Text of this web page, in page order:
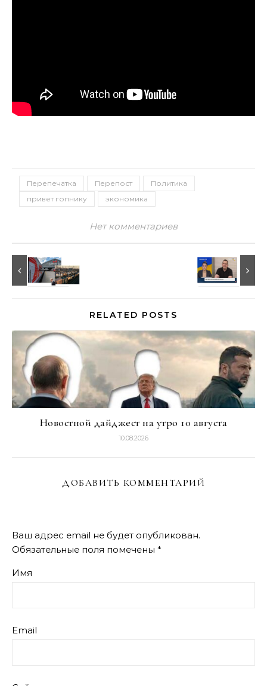
Перепечатка Перепост
Политика
привет гопнику
экономика
Нет комментариев
RELATED POSTS
Новостной дайджест на утро 10 августа
10.08.2026
ДОБАВИТЬ КОММЕНТАРИЙ
Ваш адрес email не будет опубликован.
Обязательные поля помечены *
Имя
Email